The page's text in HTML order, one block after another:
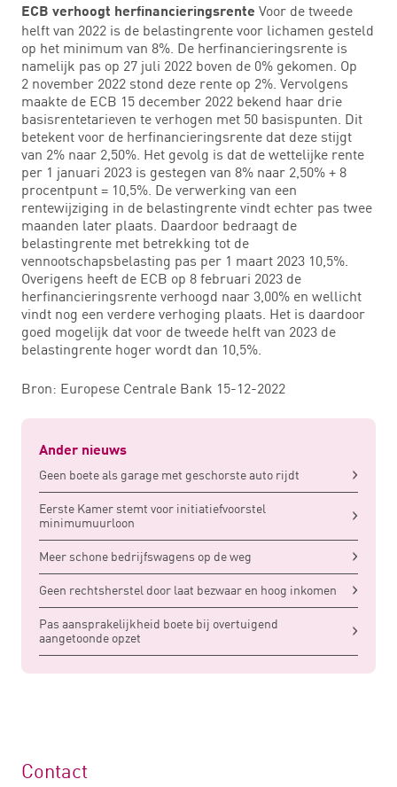
ECB verhoogt herfinancieringsrente Voor de tweede
helft van 2022 is de belastingrente voor lichamen gesteld
op het minimum van 8%. De herfinancieringsrente is
namelijk pas op 27 juli 2022 boven de 0% gekomen. Op
2 november 2022 stond deze rente op 2%. Vervolgens
maakte de ECB 15 december 2022 bekend haar drie
basisrentetarieven te verhogen met 50 basispunten. Dit
betekent voor de herfinancieringsrente dat deze stijgt
van 2% naar 2,50%. Het gevolg is dat de wettelijke rente
per 1 januari 2023 is gestegen van 8% naar 2,50% + 8
procentpunt = 10,5%. De verwerking van een
rentewijziging in de belastingrente vindt echter pas twee
maanden later plaats. Daardoor bedraagt de
belastingrente met betrekking tot de
vennootschapsbelasting pas per 1 maart 2023 10,5%.
Overigens heeft de ECB op 8 februari 2023 de
herfinancieringsrente verhoogd naar 3,00% en wellicht
vindt nog een verdere verhoging plaats. Het is daardoor
goed mogelijk dat voor de tweede helft van 2023 de
belastingrente hoger wordt dan 10,5%.
Bron: Europese Centrale Bank 15-12-2022
Ander nieuws
Geen boete als garage met geschorste auto rijdt
Eerste Kamer stemt voor initiatiefvoorstel
minimumuurloon
Meer schone bedrijfswagens op de weg
Geen rechtsherstel door laat bezwaar en hoog inkomen
Pas aansprakelijkheid boete bij overtuigend
aangetoonde opzet
Contact